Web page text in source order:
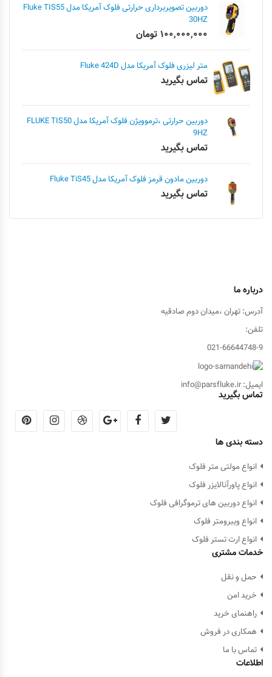
دوربین تصویربرداری حرارتی فلوک آمریکا مدل Fluke TIS55
30HZ
۱۰۰,۰۰۰,۰۰۰ تومان
متر لیزری فلوک آمریکا مدل Fluke 424D
تماس بگیرید
دوربین حرارتی ،ترموویژن فلوک آمریکا مدل FLUKE TIS50
9HZ
تماس بگیرید
دوربین مادون قرمز فلوک آمریکا مدل Fluke TiS45
تماس بگیرید
درباره ما
آدرس: تهران ،میدان دوم صادقیه
تلفن:
021-66644748-9
ایمیل: info@parsfluke.ir
تماس بگیرید
دسته بندی ها
انواع مولتی متر فلوک
انواع پاورآنالایزر فلوک
انواع دوربین های ترموگرافی فلوک
انواع ویبرومتر فلوک
انواع ارت تستر فلوک
خدمات مشتری
حمل و نقل
خرید امن
راهنمای خرید
همکاری در فروش
تماس با ما
اطلاعات